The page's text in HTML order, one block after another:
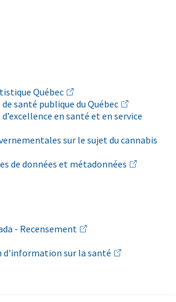
Québec
santé publique du Québec
en santé et en service
sur le sujet du cannabis
de données et métadonnées
- Recensement
d'information sur la santé